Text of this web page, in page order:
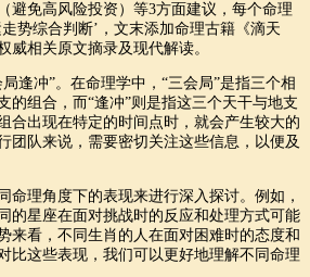
避免高风险投资）等3方面建议，每个命理
势综合判断’，文末添加命理古籍《滴天
威相关原文摘录及现代解读。
逢冲”。在命理学中，“三会局”是指三个相
的组合，而“逢冲”则是指这三个天干与地支
合出现在特定的时间点时，就会产生较大的
团队来说，需要密切关注这些信息，以便及
命理角度下的表现来进行深入探讨。例如，
的星座在面对挑战时的反应和处理方式可能
来看，不同生肖的人在面对困难时的态度和
比这些表现，我们可以更好地理解不同命理